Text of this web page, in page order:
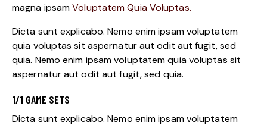
magna ipsamVoluptatem Quia Voluptas.
Dicta sunt explicabo. Nemo enim ipsam voluptatem
quia voluptas sit aspernatur aut odit aut fugit, sed
quia. Nemo enim ipsam voluptatem quia voluptas sit
aspernatur aut odit aut fugit, sed quia.
1/1 GAME SETS
Dicta sunt explicabo. Nemo enim ipsam voluptatem